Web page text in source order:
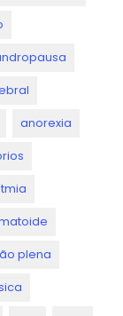
anorexia
plena